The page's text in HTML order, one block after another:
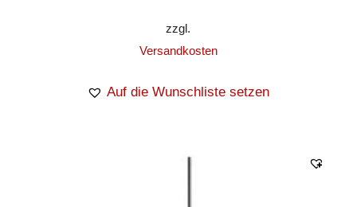
zzgl.
Versandkosten
Auf die Wunschliste setzen